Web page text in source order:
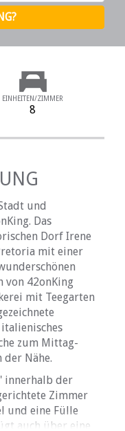
EINHEITEN/ZIMMER
8
und
Das
Dorf Irene
mit einer
von 42onKing
mit Teegarten
zum Mittag-
der Nähe.
innerhalb der
Zimmer
und eine Fülle
auch über eine